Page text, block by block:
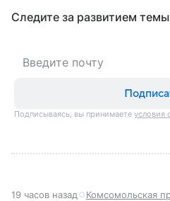
Следите за развитием
Подписываясь, вы принимаете условия
19 часов назад Комсомольская